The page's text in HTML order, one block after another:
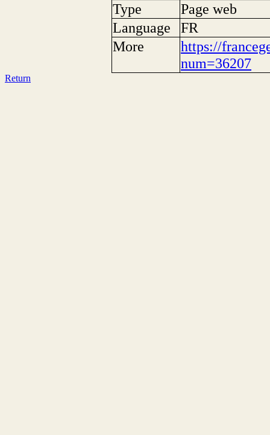
Type
Page web
Language
FR
More
https://
num=36207
Return